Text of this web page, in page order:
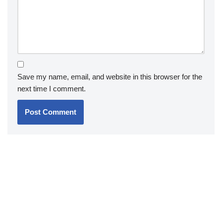
Save my name, email, and website in this browser for the
next time I comment.